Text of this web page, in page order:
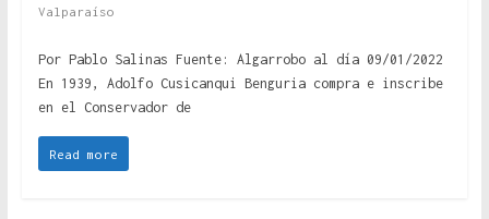
Valparaíso
Por Pablo Salinas Fuente: Algarrobo al día 09/01/2022
En 1939, Adolfo Cusicanqui Benguria compra e inscribe
en el Conservador de
Read more